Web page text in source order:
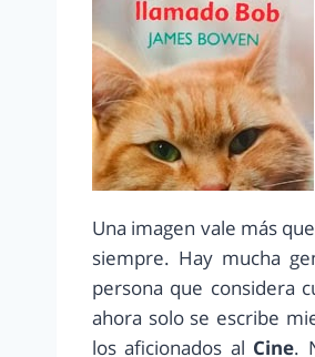
Una imagen vale más
siempre. Hay mucha
persona que considera
ahora solo se escribe
los aficionados al Cine.